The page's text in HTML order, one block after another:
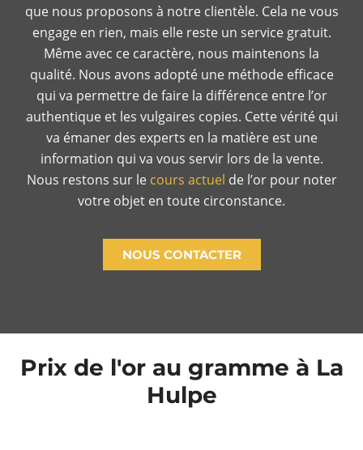
que nous proposons à notre clientèle. Cela ne vous
engage en rien, mais elle reste un service gratuit.
Même avec ce caractère, nous maintenons la
qualité. Nous avons adopté une méthode efficace
qui va permettre de faire la différence entre l’or
authentique et les vulgaires copies. Cette vérité qui
va émaner des experts en la matière est une
information qui va vous servir lors de la vente.
Nous restons sur le cours actuel de l’or pour noter
votre objet en toute circonstance.
NOUS CONTACTER
Prix de l'or au gramme à La
Hulpe